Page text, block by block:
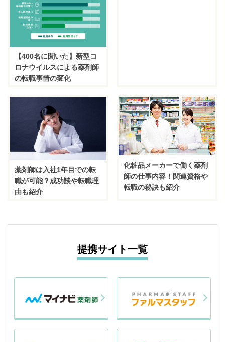
【400名に聞いた】新型コ
ロナウイルスによる薬剤師
の転職事情の変化
薬剤師は入社1年目での転
職が可能？成功談や転職理
由も紹介
化粧品メーカーで働く薬剤
師の仕事内容！関連資格や
転職の秘訣も紹介
提携サイト一覧